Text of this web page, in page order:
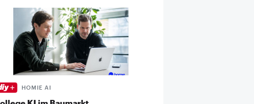
HOMIE AI